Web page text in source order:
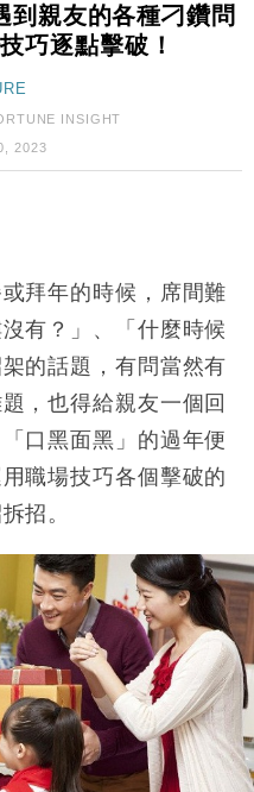
快結束 承認部分彈藥庫存緊
手 斥4億美元押注未上市公
利創新高 中期息增15%至
回穩 全周仍升近2%
連挫7周創逾3年最長跌勢
口增近24%勝預期 貿易順
撐日圓 4月單日斥6.28萬億
快結束 承認部分彈藥庫存緊
手 斥4億美元押注未上市公
到親友的各種刁鑽問
巧逐點擊破！
INSIGHT
2023
拜年的時候，席間難
有？」、「什麼時候
的話題，有問當然有
，也得給親友一個回
口黑面黑」的過年便
職場技巧各個擊破的
招。